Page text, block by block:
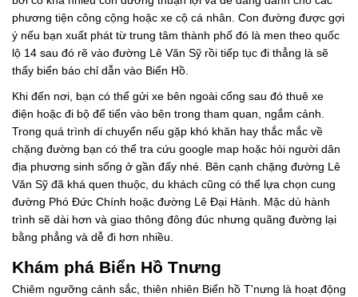
phương tiện công cộng hoặc xe cộ cá nhân. Con đường được gợi
ý nếu bạn xuất phát từ trung tâm thành phố đó là men theo quốc
lộ 14 sau đó rẽ vào đường Lê Văn Sỹ rồi tiếp tục đi thẳng là sẽ
thấy biển báo chỉ dẫn vào Biển Hồ.
Khi đến nơi, bạn có thể gửi xe bên ngoài cổng sau đó thuê xe
điện hoặc đi bộ để tiến vào bên trong tham quan, ngắm cảnh.
Trong quá trình di chuyển nếu gặp khó khăn hay thắc mắc về
chặng đường bạn có thể tra cứu google map hoặc hỏi người dân
địa phương sinh sống ở gần đấy nhé. Bên cạnh chặng đường Lê
Văn Sỹ đã khá quen thuộc, du khách cũng có thể lựa chọn cung
đường Phó Đức Chính hoặc đường Lê Đại Hành. Mặc dù hành
trình sẽ dài hơn và giao thông đông đúc nhưng quãng đường lại
bằng phẳng và dễ đi hơn nhiều.
Khám phá Biển Hồ Tnưng
Chiêm ngưỡng cảnh sắc, thiên nhiên Biển hồ T'nưng là hoạt động